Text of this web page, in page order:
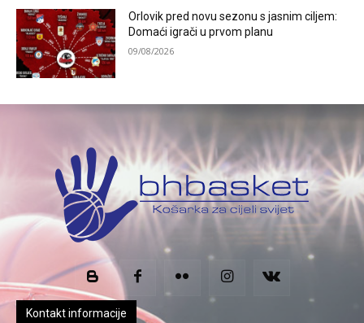
Orlovik pred novu sezonu s jasnim ciljem:
Domaći igrači u prvom planu
09/08/2026
Kontakt informacije